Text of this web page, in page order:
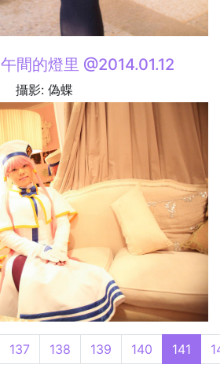
午間的燈里 @2014.01.12
攝影: 偽蝶
137 138 139 140 141